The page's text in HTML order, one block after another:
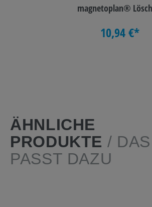
magnetoplan®
10,94 €*
ÄHNLICHE
PRODUKTE / DAS
PASST DAZU